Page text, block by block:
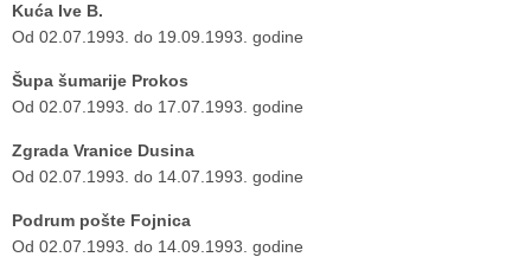
Kuća Ive B.
Od 02.07.1993. do 19.09.1993. godine
Šupa šumarije Prokos
Od 02.07.1993. do 17.07.1993. godine
Zgrada Vranice Dusina
Od 02.07.1993. do 14.07.1993. godine
Podrum pošte Fojnica
Od 02.07.1993. do 14.09.1993. godine